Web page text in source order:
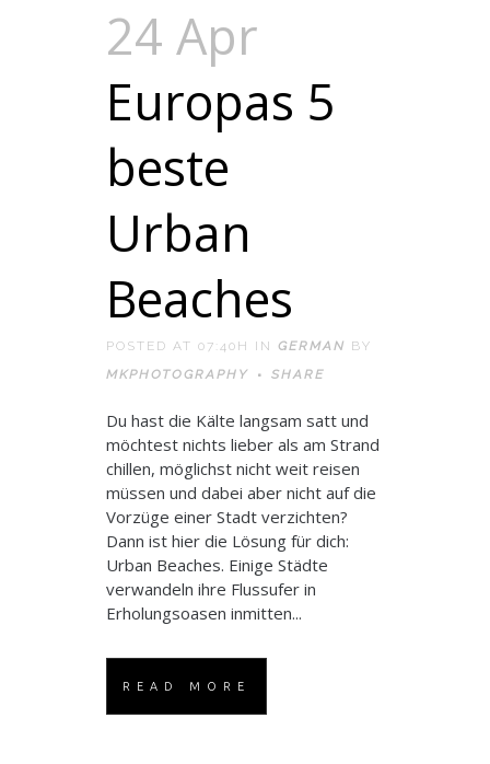
24 Apr
Europas 5
beste
Urban
Beaches
POSTED AT 07:40H IN GERMAN BY
MKPHOTOGRAPHY
SHARE
Du hast die Kälte langsam satt und
möchtest nichts lieber als am Strand
chillen, möglichst nicht weit reisen
müssen und dabei aber nicht auf die
Vorzüge einer Stadt verzichten?
Dann ist hier die Lösung für dich:
Urban Beaches. Einige Städte
verwandeln ihre Flussufer in
Erholungsoasen inmitten...
READ MORE